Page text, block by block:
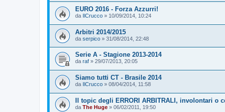
EURO 2016 - Forza Azzurri!
da IlCrucco » 10/09/2014, 10:24
Arbitri 2014/2015
da serpico » 31/08/2014, 22:48
Serie A - Stagione 2013-2014
da raf » 29/07/2013, 20:05
Siamo tutti CT - Brasile 2014
da IlCrucco » 08/04/2014, 11:58
Il topic degli ERRORI ARBITRALI, involontari o
da The Huge » 06/02/2011, 19:50